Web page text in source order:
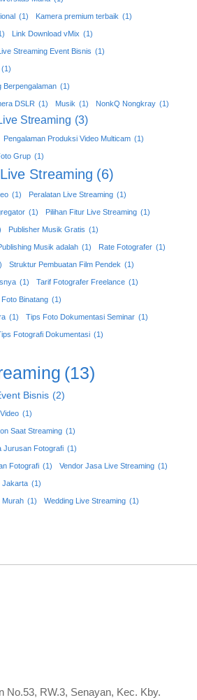
(1) Kamera premium terbaik (1)
Link Download vMix (1)
Streaming Event Bisnis (1)
(1)
Berpengalaman (1)
DSLR (1) Musik (1) NonkQ Nongkray (1)
Streaming (3)
Pengalaman Produksi Video Multicam (1)
Grup (1)
Streaming (6)
(1) Peralatan Live Streaming (1)
(1) Pilihan Fitur Live Streaming (1)
Publisher Musik Gratis (1)
Musik adalah (1) Rate Fotografer (1)
Struktur Pembuatan Film Pendek (1)
(1) Tarif Fotografer Freelance (1)
Binatang (1)
(1) Tips Foto Dokumentasi Seminar (1)
Fotografi Dokumentasi (1)
(13)
Bisnis (2)
(1)
Saat Streaming (1)
Jurusan Fotografi (1)
Fotografi (1) Vendor Jasa Live Streaming (1)
Jakarta (1)
Murah (1) Wedding Live Streaming (1)
No.53, RW.3, Senayan, Kec. Kby.